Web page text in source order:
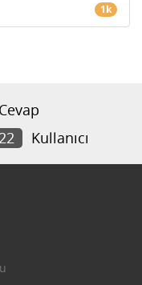
1k
Cevap
Kullanıcı